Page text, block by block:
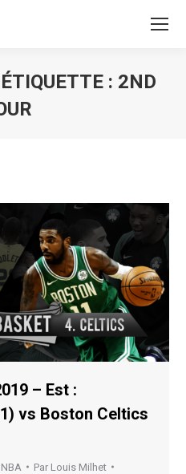
: 2ND
– Est :
vs Boston Celtics
Par Louis Milhet